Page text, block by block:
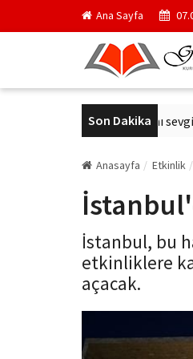
Ana Sayfa
Son Dakika
Altmış yıldır aynı sevgiyle
Anasayfa Etkinlik
İstanbul, bu
etkinliklere
açacak.